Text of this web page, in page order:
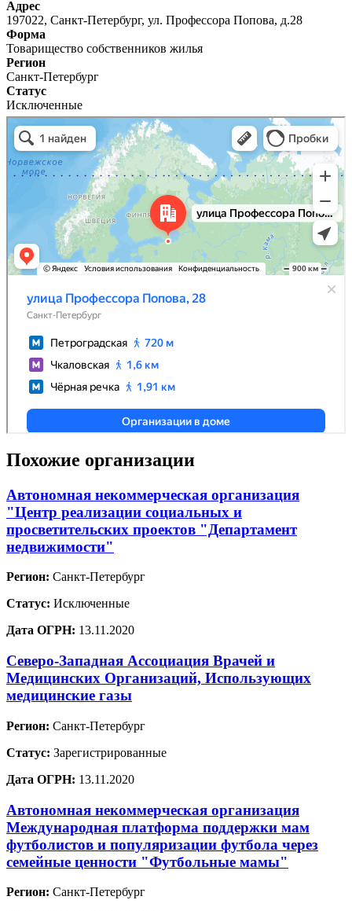
Адрес
197022, Санкт-Петербург, ул. Профессора Попова, д.28
Форма
Товарищество собственников жилья
Регион
Санкт-Петербург
Статус
Исключенные
Похожие организации
Автономная некоммерческая организация
"Центр реализации социальных и
просветительских проектов "Департамент
недвижимости"
Регион: Санкт-Петербург
Статус: Исключенные
Дата ОГРН: 13.11.2020
Северо-Западная Ассоциация Врачей и
Медицинских Организаций, Использующих
медицинские газы
Регион: Санкт-Петербург
Статус: Зарегистрированные
Дата ОГРН: 13.11.2020
Автономная некоммерческая организация
Международная платформа поддержки мам
футболистов и популяризации футбола через
семейные ценности "Футбольные мамы"
Регион: Санкт-Петербург